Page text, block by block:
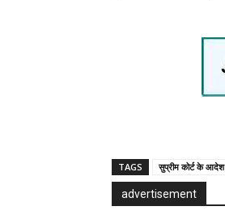
TAGS सुप्रीम कोर्ट के आदेश
advertisement